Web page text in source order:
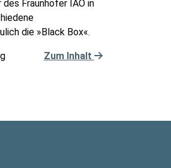
Fraunhofer IAO in
die »Black Box«.
Zum Inhalt